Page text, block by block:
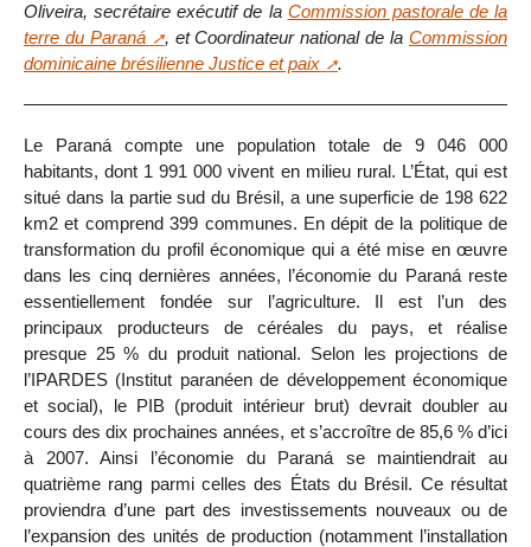
Oliveira, secrétaire exécutif de la Commission pastorale de la
terre du Paraná
, et Coordinateur national de laCommission
dominicaine brésilienne Justice et paix
.
Le Paraná compte une population totale de 9 046 000
habitants, dont 1 991 000 vivent en milieu rural. L’État, qui est
situé dans la partie sud du Brésil, a une superficie de 198 622
km2 et comprend 399 communes. En dépit de la politique de
transformation du profil économique qui a été mise en œuvre
dans les cinq dernières années, l’économie du Paraná reste
essentiellement fondée sur l’agriculture. Il est l’un des
principaux producteurs de céréales du pays, et réalise
presque 25 % du produit national. Selon les projections de
l’IPARDES (Institut paranéen de développement économique
et social), le PIB (produit intérieur brut) devrait doubler au
cours des dix prochaines années, et s’accroître de 85,6 % d’ici
à 2007. Ainsi l’économie du Paraná se maintiendrait au
quatrième rang parmi celles des États du Brésil. Ce résultat
proviendra d’une part des investissements nouveaux ou de
l’expansion des unités de production (notamment l’installation